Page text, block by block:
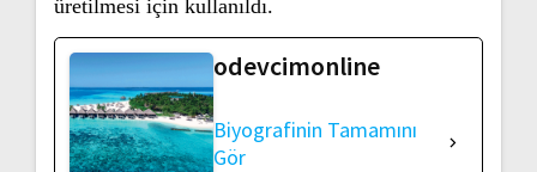
üretilmesi için kullanıldı.
odevcimonline
Biyografinin Tamamını
Gör